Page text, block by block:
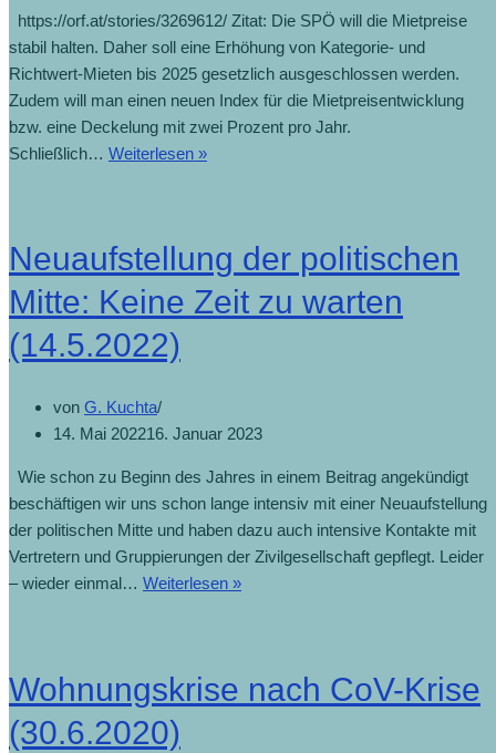
https://orf.at/stories/3269612/ Zitat: Die SPÖ will die Mietpreise
stabil halten. Daher soll eine Erhöhung von Kategorie- und
Richtwert-Mieten bis 2025 gesetzlich ausgeschlossen werden.
Zudem will man einen neuen Index für die Mietpreisentwicklung
bzw. eine Deckelung mit zwei Prozent pro Jahr.
Schließlich… Weiterlesen »
Neuaufstellung der politischen
Mitte: Keine Zeit zu warten
(14.5.2022)
von G. Kuchta
14. Mai 202216. Januar 2023
Wie schon zu Beginn des Jahres in einem Beitrag angekündigt
beschäftigen wir uns schon lange intensiv mit einer Neuaufstellung
der politischen Mitte und haben dazu auch intensive Kontakte mit
Vertretern und Gruppierungen der Zivilgesellschaft gepflegt. Leider
– wieder einmal… Weiterlesen »
Wohnungskrise nach CoV-Krise
(30.6.2020)